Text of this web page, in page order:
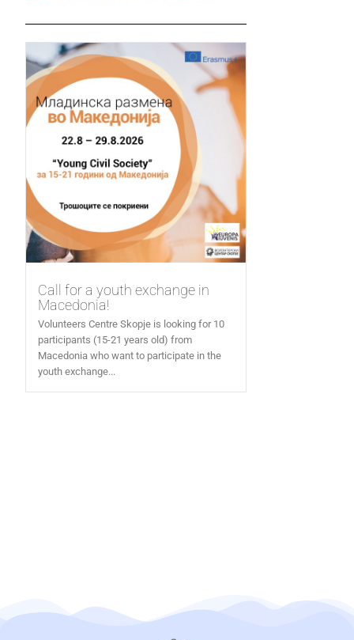
Call for a youth exchange in
Macedonia!
Volunteers Centre Skopje is looking for 10
participants (15-21 years old) from
Macedonia who want to participate in the
youth exchange...